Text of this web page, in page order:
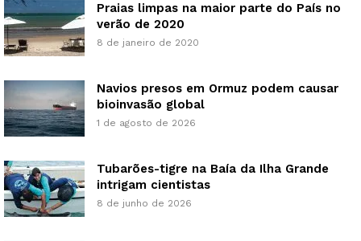
Praias limpas na maior parte do País no
verão de 2020
8 de janeiro de 2020
Navios presos em Ormuz podem causar
bioinvasão global
1 de agosto de 2026
Tubarões-tigre na Baía da Ilha Grande
intrigam cientistas
8 de junho de 2026